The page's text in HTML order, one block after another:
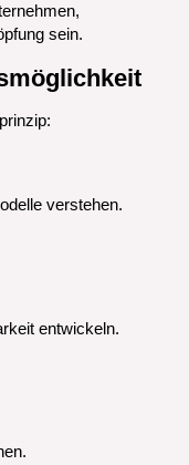
sein.
verstehen.
entwickeln.